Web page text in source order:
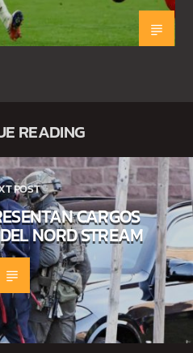
READING
POST
CARGOS
NORD STREAM